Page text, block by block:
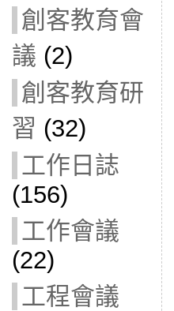
創客教育會
議 (2)
創客教育研
習 (32)
工作日誌
(156)
工作會議
(22)
工程會議